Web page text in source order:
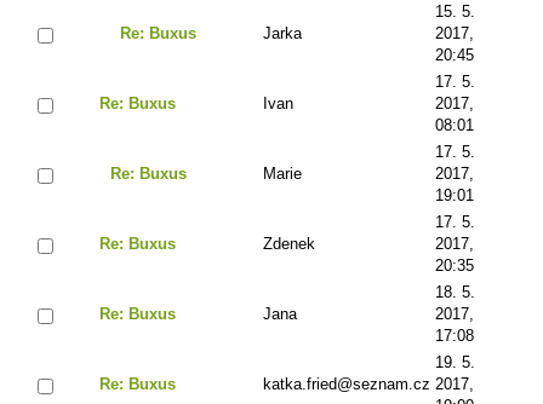
Re: Buxus Jarka
15. 5.
2017,
20:45
Re: Buxus Ivan
17. 5.
2017,
08:01
Re: Buxus Marie
17. 5.
2017,
19:01
Re: Buxus Zdenek
17. 5.
2017,
20:35
Re: Buxus Jana
18. 5.
2017,
17:08
Re: Buxus katka.fried@seznam.cz
19. 5.
2017,